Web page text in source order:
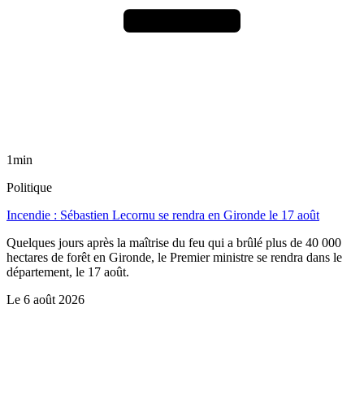
1min
Politique
Incendie : Sébastien Lecornu se rendra en Gironde le 17 août
Quelques jours après la maîtrise du feu qui a brûlé plus de 40 000
hectares de forêt en Gironde, le Premier ministre se rendra dans le
département, le 17 août.
Le 6 août 2026